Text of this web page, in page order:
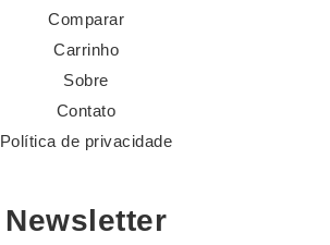
Comparar
Carrinho
Sobre
Contato
Política de privacidade
Newsletter